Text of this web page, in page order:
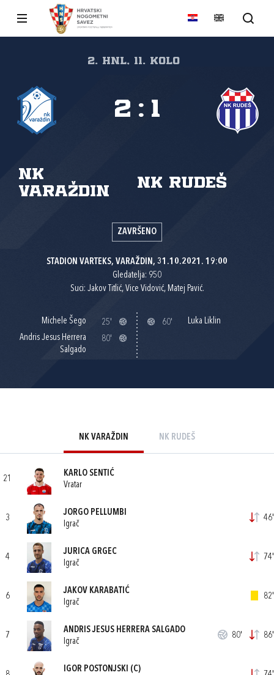
2. HNL, 11. kolo
NK
Varaždin
NK Rudeš
2 : 1
ZAVRŠENO
STADION VARTEKS, VARAŽDIN, 31.10.2021. 19:00
Gledatelja: 950
Suci: Jakov Titlić, Vice Vidović, Matej Pavić.
Michele Šego
25'
Andris Jesus Herrera
Salgado
80'
60' Luka Liklin
NK VARAŽDIN NK RUDEŠ
21
KARLO SENTIĆ
Vratar
3
JORGO PELLUMBI
Igrač
46'
4
JURICA GRGEC
Igrač
74'
6
JAKOV KARABATIĆ
Igrač
82'
7
ANDRIS JESUS HERRERA SALGADO
Igrač
80' 86'
IGOR POSTONJSKI (C)